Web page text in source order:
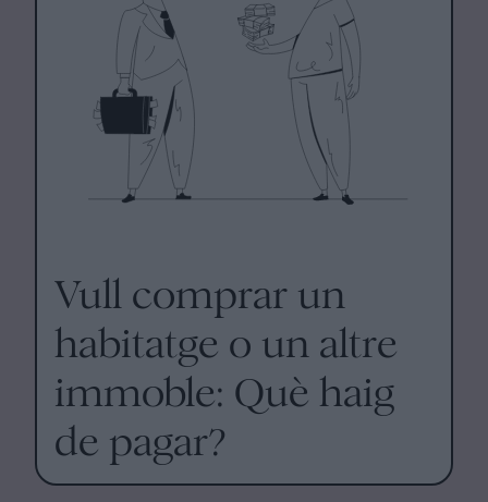
Vull comprar un
habitatge o un altre
immoble: Què haig
de pagar?